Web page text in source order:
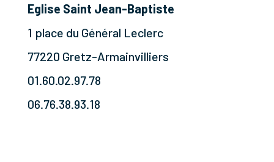
Eglise Saint Jean-Baptiste
1 place du Général Leclerc
77220 Gretz-Armainvilliers
01.60.02.97.78
06.76.38.93.18